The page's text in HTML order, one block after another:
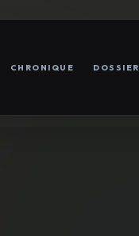
CHRONIQUE DOSSIER